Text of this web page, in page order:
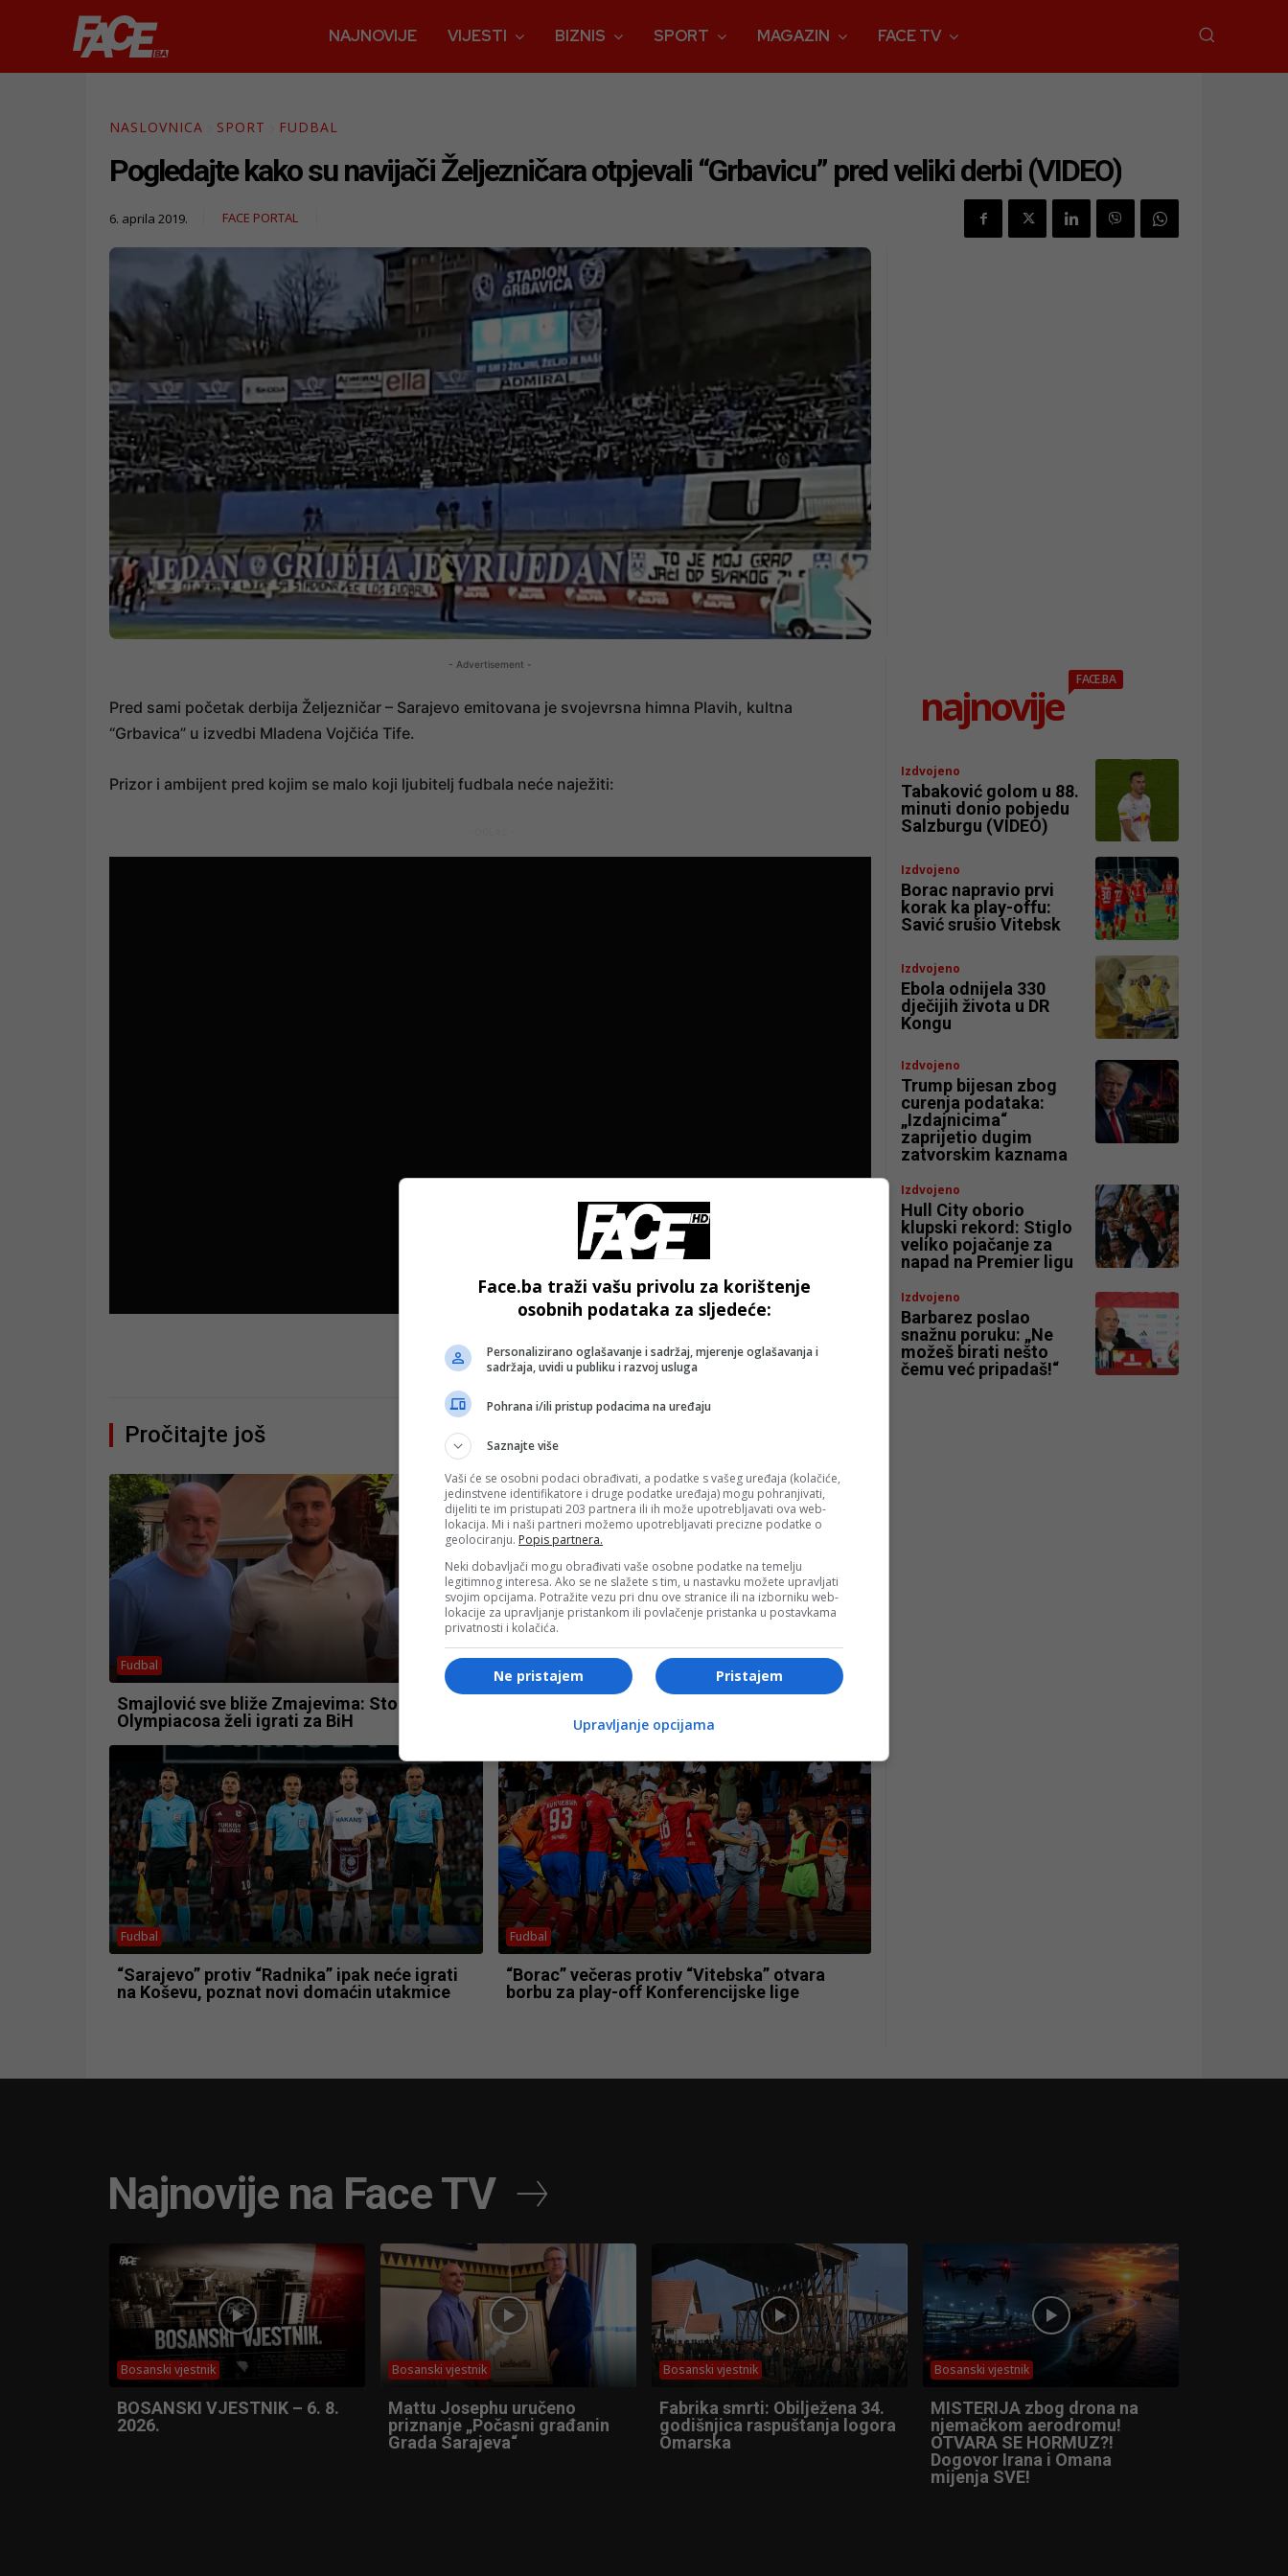
NAJNOVIJE VIJESTI BIZNIS SPORT MAGAZIN FACE TV
NASLOVNICA SPORT FUDBAL
Pogledajte kako su navijači Željezničara otpjevali “Grbavicu” pred veliki derbi (VIDEO)
6. aprila 2019. FACE PORTAL
- Advertisement -
Pred sami početak derbija Željezničar – Sarajevo emitovana je svojevrsna himna Plavih, kultna
“Grbavica” u izvedbi Mladena Vojčića Tife.
Prizor i ambijent pred kojim se malo koji ljubitelj fudbala neće naježiti:
- OGLAS -
Pročitajte još
Fudbal
Smajlović sve bliže Zmajevima: Stoper
Olympiacosa želi igrati za BiH
Ujedinjenih Arapskih Emirata
Fudbal
“Sarajevo” protiv “Radnika” ipak neće igrati
na Koševu, poznat novi domaćin utakmice
Fudbal
“Borac” večeras protiv “Vitebska” otvara
borbu za play-off Konferencijske lige
najnovije
FACE.BA
Izdvojeno
Tabaković golom u 88.
minuti donio pobjedu
Salzburgu (VIDEO)
Izdvojeno
Borac napravio prvi
korak ka play-offu:
Savić srušio Vitebsk
Izdvojeno
Ebola odnijela 330
dječijih života u DR
Kongu
Izdvojeno
Trump bijesan zbog
curenja podataka:
„Izdajnicima“
zaprijetio dugim
zatvorskim kaznama
Izdvojeno
Hull City oborio
klupski rekord: Stiglo
veliko pojačanje za
napad na Premier ligu
Izdvojeno
Barbarez poslao
snažnu poruku: „Ne
možeš birati nešto
čemu već pripadaš!“
Najnovije na Face TV
Bosanski vjestnik
BOSANSKI VJESTNIK – 6. 8.
2026.
Bosanski vjestnik
Mattu Josephu uručeno
priznanje „Počasni građanin
Grada Sarajeva“
Bosanski vjestnik
Fabrika smrti: Obilježena 34.
godišnjica raspuštanja logora
Omarska
Bosanski vjestnik
MISTERIJA zbog drona na
njemačkom aerodromu!
OTVARA SE HORMUZ?!
Dogovor Irana i Omana
mijenja SVE!
Face.ba traži vašu privolu za korištenje
osobnih podataka za sljedeće:
Personalizirano oglašavanje i sadržaj, mjerenje oglašavanja i
sadržaja, uvidi u publiku i razvoj usluga
Pohrana i/ili pristup podacima na uređaju
Saznajte više
Vaši će se osobni podaci obrađivati, a podatke s vašeg uređaja (kolačiće,
jedinstvene identifikatore i druge podatke uređaja) mogu pohranjivati,
dijeliti te im pristupati 203 partnera ili ih može upotrebljavati ova web-
lokacija. Mi i naši partneri možemo upotrebljavati precizne podatke o
geolociranju. Popis partnera.
Neki dobavljači mogu obrađivati vaše osobne podatke na temelju
legitimnog interesa. Ako se ne slažete s tim, u nastavku možete upravljati
svojim opcijama. Potražite vezu pri dnu ove stranice ili na izborniku web-
lokacije za upravljanje pristankom ili povlačenje pristanka u postavkama
privatnosti i kolačića.
Pristajem
Ne pristajem
Upravljanje opcijama